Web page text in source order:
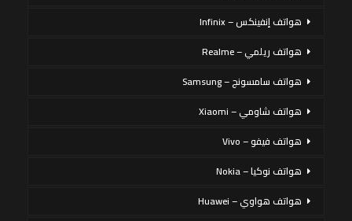
هواتف إنفينكس – Infinix
هواتف ريلمي – Realme
هواتف سامسونج – Samsung
هواتف شاومي – Xiaomi
هواتف فيفو – Vivo
هواتف نوكيا – Nokia
هواتف هواوي – Huawei